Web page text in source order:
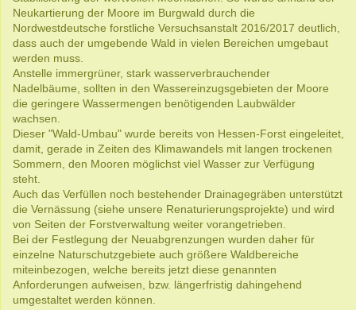
Neukartierung der Moore im Burgwald durch die
Nordwestdeutsche forstliche Versuchsanstalt 2016/2017 deutlich,
dass auch der umgebende Wald in vielen Bereichen umgebaut
werden muss.
Anstelle immergrüner, stark wasserverbrauchender
Nadelbäume, sollten in den Wassereinzugsgebieten der Moore
die geringere Wassermengen benötigenden Laubwälder
wachsen.
Dieser "Wald-Umbau" wurde bereits von Hessen-Forst eingeleitet,
damit, gerade in Zeiten des Klimawandels mit langen trockenen
Sommern, den Mooren möglichst viel Wasser zur Verfügung
steht.
Auch das Verfüllen noch bestehender Drainagegräben unterstützt
die Vernässung (siehe unsere Renaturierungsprojekte) und wird
von Seiten der Forstverwaltung weiter vorangetrieben.
Bei der Festlegung der Neuabgrenzungen wurden daher für
einzelne Naturschutzgebiete auch größere Waldbereiche
miteinbezogen, welche bereits jetzt diese genannten
Anforderungen aufweisen, bzw. längerfristig dahingehend
umgestaltet werden können.